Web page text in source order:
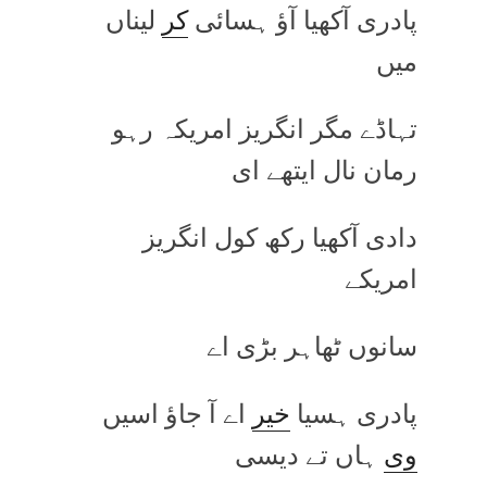
پادری آکھیا آؤ ہسائیکر لیناں
میں
تہاڈے مگر انگریز امریکہ رہو
رمان نال ایتھے ای
دادی آکھیا رکھ کول انگریز
امریکے
سانوں ٹھاہر بڑی اے
پادری ہسیا خیر اے آ جاؤ اسیں
وی ہاں تے دیسی